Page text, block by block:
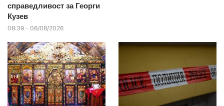
справедливост за Георги
Кузев
08:39 - 06/08/2026